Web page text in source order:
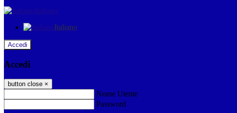
Italiano
Italiano
Accedi
Accedi
button close ×
Nome Utente
Password